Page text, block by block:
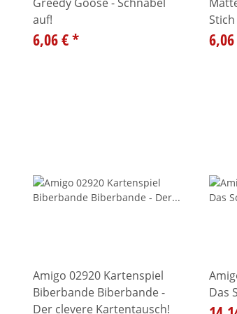
auf!
6,06 €*
Amigo 02920 Kartenspiel
Biberbande Biberbande -
Der clevere Kartentausch!
Das